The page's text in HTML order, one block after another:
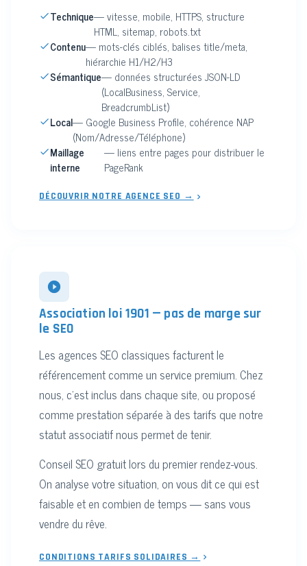
Technique— vitesse, mobile, HTTPS, structure
HTML, sitemap, robots.txt
Contenu— mots-clés ciblés, balises title/meta,
hiérarchie H1/H2/H3
Sémantique— données structurées JSON-LD
(LocalBusiness, Service,
BreadcrumbList)
Local— Google Business Profile, cohérence NAP
(Nom/Adresse/Téléphone)
Maillage
interne
— liens entre pages pour distribuer le
PageRank
DÉCOUVRIR NOTRE AGENCE SEO →
Association loi 1901 — pas de marge sur
le SEO
Les agences SEO classiques facturent le
référencement comme un service premium. Chez
nous, c'est inclus dans chaque site, ou proposé
comme prestation séparée à des tarifs que notre
statut associatif nous permet de tenir.
Conseil SEO gratuit lors du premier rendez-vous.
On analyse votre situation, on vous dit ce qui est
faisable et en combien de temps — sans vous
vendre du rêve.
CONDITIONS TARIFS SOLIDAIRES →